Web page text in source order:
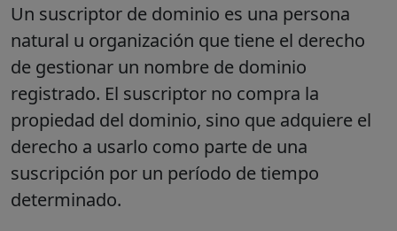
Un suscriptor de dominio es una persona
natural u organización que tiene el derecho
de gestionar un nombre de dominio
registrado. El suscriptor no compra la
propiedad del dominio, sino que adquiere el
derecho a usarlo como parte de una
suscripción por un período de tiempo
determinado.